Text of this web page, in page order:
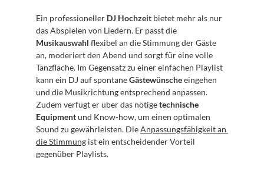
Ein professioneller DJ Hochzeit bietet mehr als nur
Musikauswahl flexibel an die Stimmung der Gäste
an, moderiert den Abend und sorgt für eine volle
Tanzfläche. Im Gegensatz zu einer einfachen Playlist
kann ein DJ auf spontane Gästewünsche eingehen
und die Musikrichtung entsprechend anpassen.
Zudem verfügt er über das nötige technische
Equipment und Know-how, um einen optimalen
Sound zu gewährleisten. Die Anpassungsfähigkeit an
die Stimmung ist ein entscheidender Vorteil
gegenüber Playlists.